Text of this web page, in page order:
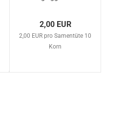
2,00 EUR
2,00 EUR pro Samentüte 10
Korn